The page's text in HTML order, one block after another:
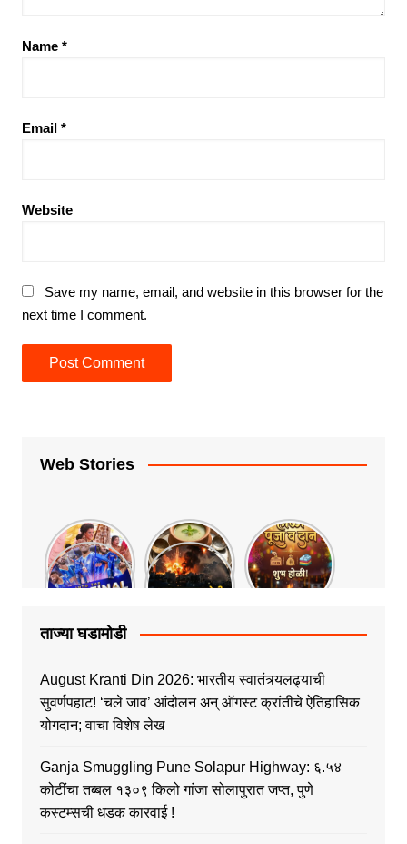
Name *
Email *
Website
Save my name, email, and website in this browser for the
next time I comment.
Web Stories
ताज्या घडामोडी
August Kranti Din 2026: भारतीय स्वातंत्र्यलढ्याची
सुवर्णपहाट! ‘चले जाव’ आंदोलन अन् ऑगस्ट क्रांतीचे ऐतिहासिक
योगदान; वाचा विशेष लेख
Ganja Smuggling Pune Solapur Highway: ६.५४
कोटींचा तब्बल १३०९ किलो गांजा सोलापुरात जप्त, पुणे
कस्टम्सची धडक कारवाई !